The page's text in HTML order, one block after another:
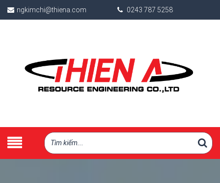
ngkimchi@thiena.com 0243 787 5258